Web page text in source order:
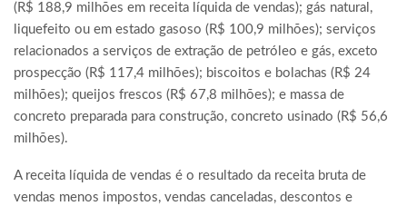
(R$ 188,9 milhões em receita líquida de vendas); gás natural,
liquefeito ou em estado gasoso (R$ 100,9 milhões); serviços
relacionados a serviços de extração de petróleo e gás, exceto
prospecção (R$ 117,4 milhões); biscoitos e bolachas (R$ 24
milhões); queijos frescos (R$ 67,8 milhões); e massa de
concreto preparada para construção, concreto usinado (R$ 56,6
milhões).
A receita líquida de vendas é o resultado da receita bruta de
vendas menos impostos, vendas canceladas, descontos e